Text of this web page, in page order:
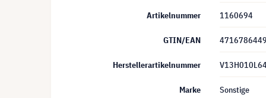
Artikelnummer 1160694
GTIN/EAN
Herstellerartikelnummer V13H010L64
Marke Sonstige